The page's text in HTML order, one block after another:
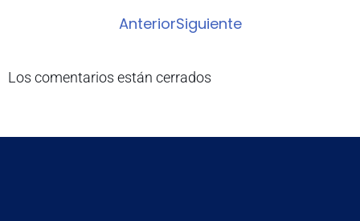
AnteriorSiguiente
Los comentarios están cerrados